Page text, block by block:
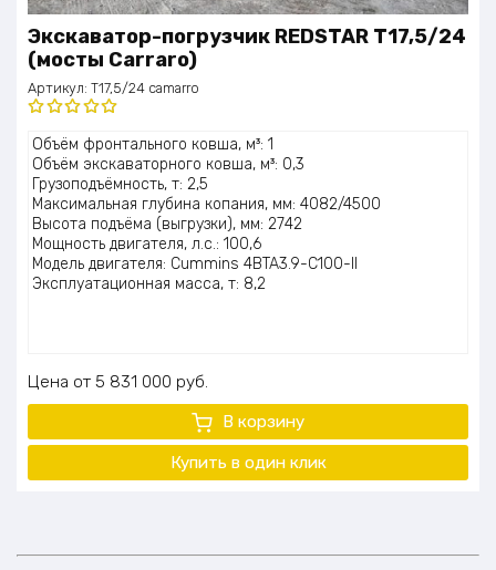
Экскаватор-погрузчик REDSTAR T17,5/24
(мосты Carraro)
Артикул: T17,5/24 camarro
Оценка
5.00из 5
Объём фронтального ковша, м³: 1
Объём экскаваторного ковша, м³: 0,3
Грузоподъёмность, т: 2,5
Максимальная глубина копания, мм: 4082/4500
Высота подъёма (выгрузки), мм: 2742
Мощность двигателя, л.с.: 100,6
Модель двигателя: Cummins 4BTA3.9-C100-II
Эксплуатационная масса, т: 8,2
Цена 5 831 000 руб.
В корзину
Купить в один клик